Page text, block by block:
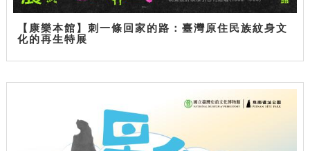
【康樂本館】刺一條回家的路：臺灣原住民族紋身文
化的再生特展